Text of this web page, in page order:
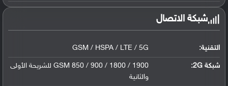
شبكة الاتصال
التقنية: GSM / HSPA / LTE / 5G
شبكة 2G:
GSM 850 / 900 / 1800 / 1900 للشريحة الأولى
والثانية